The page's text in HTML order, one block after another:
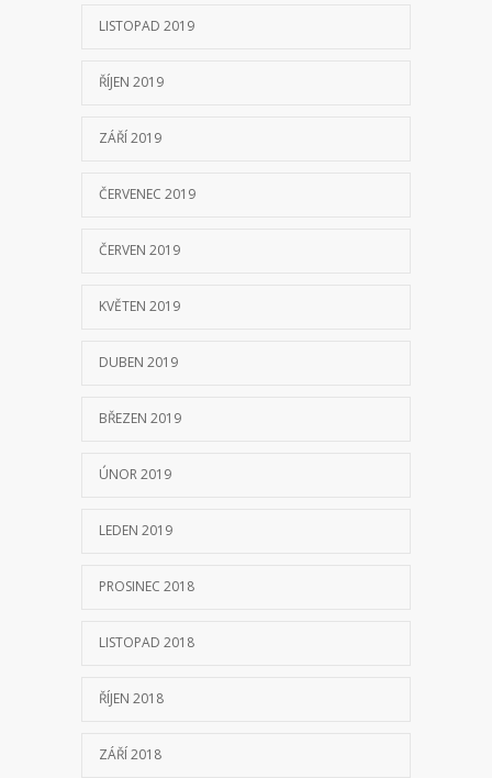
LISTOPAD 2019
ŘÍJEN 2019
ZÁŘÍ 2019
ČERVENEC 2019
ČERVEN 2019
KVĚTEN 2019
DUBEN 2019
BŘEZEN 2019
ÚNOR 2019
LEDEN 2019
PROSINEC 2018
LISTOPAD 2018
ŘÍJEN 2018
ZÁŘÍ 2018